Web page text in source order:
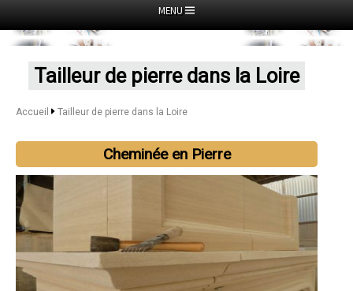
MENU
Tailleur de pierre dans la Loire
Accueil Tailleur de pierre dans la Loire
Cheminée en Pierre